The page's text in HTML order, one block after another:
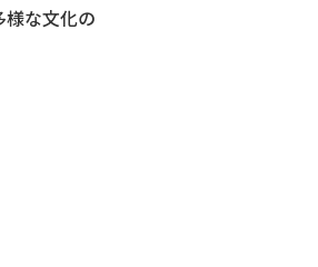
な文化の